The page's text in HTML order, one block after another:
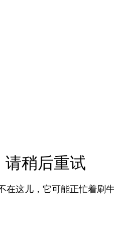
请稍后重试
在这儿，它可能正忙着刷